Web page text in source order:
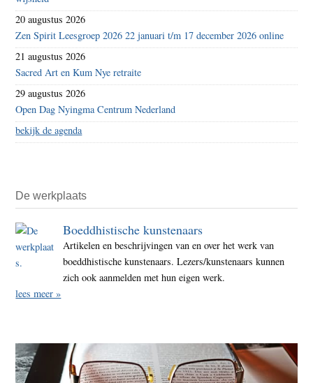
20 augustus 2026
Zen Spirit Leesgroep 2026 22 januari t/m 17 december 2026 online
21 augustus 2026
Sacred Art en Kum Nye retraite
29 augustus 2026
Open Dag Nyingma Centrum Nederland
bekijk de agenda
De werkplaats
Boeddhistische kunstenaars
Artikelen en beschrijvingen van en over het werk van
boeddhistische kunstenaars. Lezers/kunstenaars kunnen
zich ook aanmelden met hun eigen werk.
lees meer »